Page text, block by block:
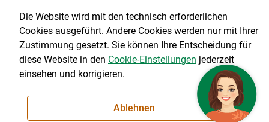
Impressum|Kontakt|Gewinnspiele|Datenschutzerklärung |
Barrierefreiheit | Cookie-Einstellungen
NEWSLETTER
Die Website wird mit den technisch erforderlichen
Cookies ausgeführt. Andere Cookies werden nur mit Ihrer
Zustimmung gesetzt. Sie können Ihre Entscheidung für
diese Website in den Cookie-Einstellungen jederzeit
einsehen und korrigieren.
Ablehnen